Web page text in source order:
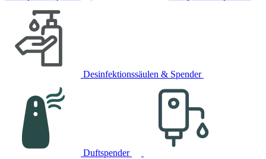
Desinfektionssäulen & Spender
Duftspender